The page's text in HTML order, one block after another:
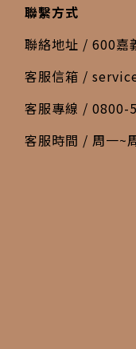
聯繫方式
聯絡地址 / 600嘉
客服信箱 /
客服專線 / 0800-
客服時間 / 周一~